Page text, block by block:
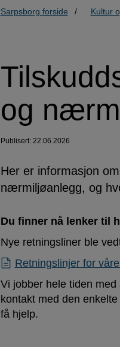
Sarpsborg forside Kultur
og
Publisert: 22.06.2026
Her er informasjon
nærmiljøanlegg, og
Du finner nå lenker til
Nye retningsliner ble
Retningslinjer for
Vi jobber hele tiden
kontakt med den
få hjelp.